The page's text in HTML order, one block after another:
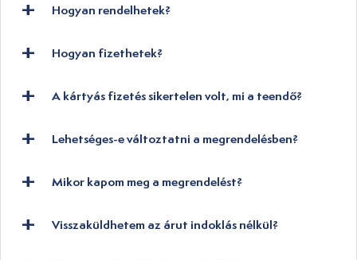
Hogyan rendelhetek?
Hogyan fizethetek?
A kártyás fizetés sikertelen volt, mi a teendő?
Lehetséges-e változtatni a megrendelésben?
Mikor kapom meg a megrendelést?
Visszaküldhetem az árut indoklás nélkül?